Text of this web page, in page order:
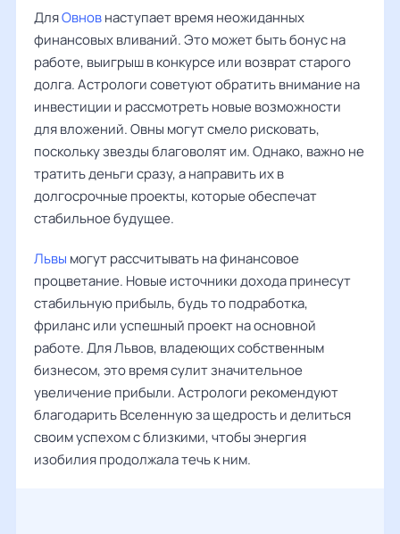
ДляОвновнаступает время неожиданных
финансовых вливаний. Это может быть бонус на
работе, выигрыш в конкурсе или возврат старого
долга. Астрологи советуют обратить внимание на
инвестиции и рассмотреть новые возможности
для вложений. Овны могут смело рисковать,
поскольку звезды благоволят им. Однако, важно не
тратить деньги сразу, а направить их в
долгосрочные проекты, которые обеспечат
стабильное будущее.
Львы могут рассчитывать на финансовое
процветание. Новые источники дохода принесут
стабильную прибыль, будь то подработка,
фриланс или успешный проект на основной
работе. Для Львов, владеющих собственным
бизнесом, это время сулит значительное
увеличение прибыли. Астрологи рекомендуют
благодарить Вселенную за щедрость и делиться
своим успехом с близкими, чтобы энергия
изобилия продолжала течь к ним.